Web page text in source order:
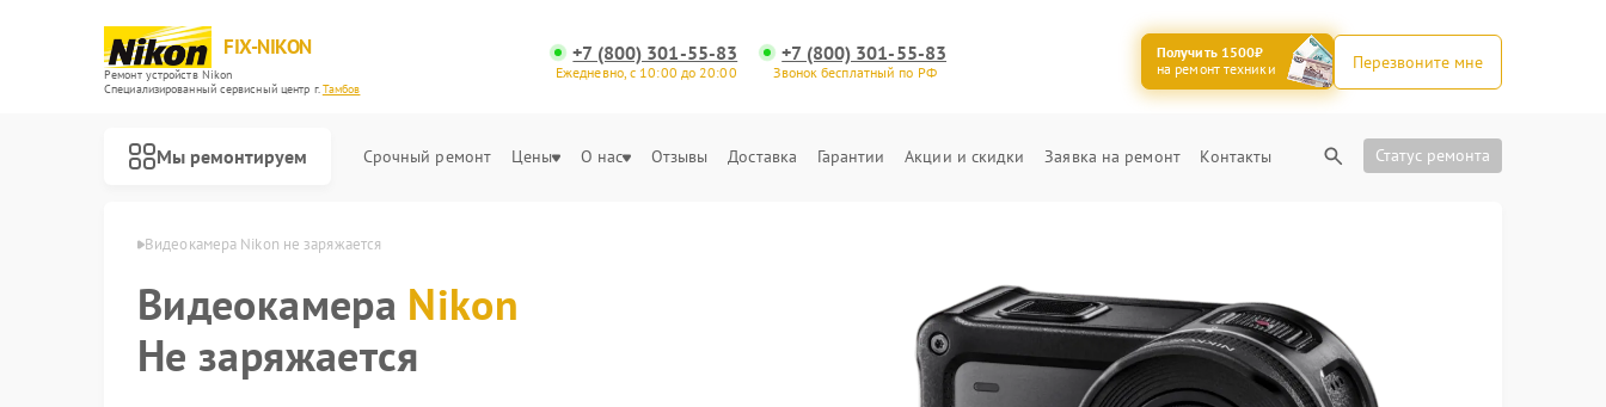
FIX-NIKON
Ремонт устройств Nikon
Специализированный cервисный центр г.Тамбов
+7 (800) 301-55-83
Ежедневно, с 10:00 до 20:00
+7 (800) 301-55-83
Звонок бесплатный по РФ
Получить 1500₽
на ремонт техники
Перезвоните мне
Мы ремонтируем Срочный ремонт Цены О нас Отзывы Доставка Гарантии Акции и скидки Заявка на ремонт Контакты Статус ремонта
Nikon в Тамбове Видеокамера Nikon не заряжается
Видеокамера Nikon
Не заряжается